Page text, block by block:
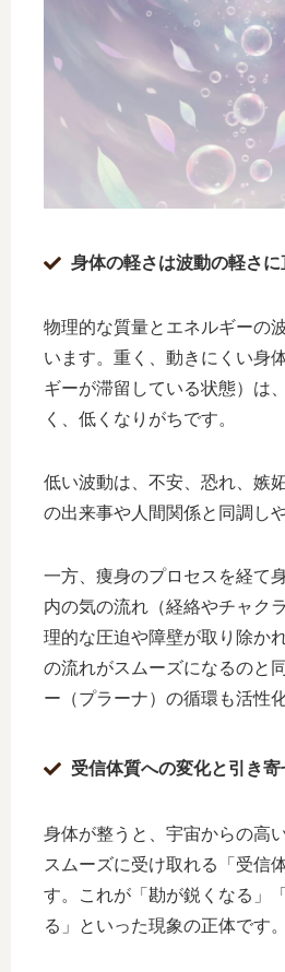
身体の軽さは波動の軽さに
物理的な質量とエネルギーの
います。重く、動きにくい身
ギーが滞留している状態）は
く、低くなりがちです。
低い波動は、不安、恐れ、嫉
の出来事や人間関係と同調し
一方、痩身のプロセスを経て
内の気の流れ（経絡やチャク
理的な圧迫や障壁が取り除か
の流れがスムーズになるのと
ー（プラーナ）の循環も活性
受信体質への変化と引き寄
身体が整うと、宇宙からの高
スムーズに受け取れる「受信
す。これが「勘が鋭くなる」
る」といった現象の正体です。